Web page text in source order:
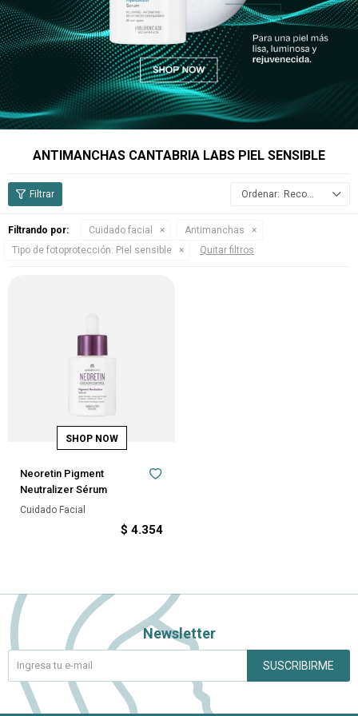
ANTIMANCHAS CANTABRIA LABS PIEL SENSIBLE
Recomendados
Filtrando por: Cuidado facial
Antimanchas
Tipo de fotoprotección: Piel sensible Quitar filtros
Neoretin Pigment
Neutralizer Sérum
Cuidado Facial
$ 4.354
Newsletter
SUSCRIBIRME